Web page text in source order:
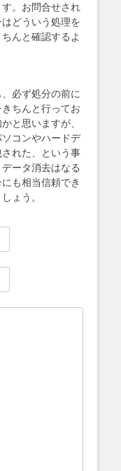
。お問合せされ
どういう処理を
んと確認するよ
必ず処分の前に
ちんと行ってお
と思いますが、
コンやハードデ
れた、という事
ータ消去はなる
も相当信頼でき
ょう。